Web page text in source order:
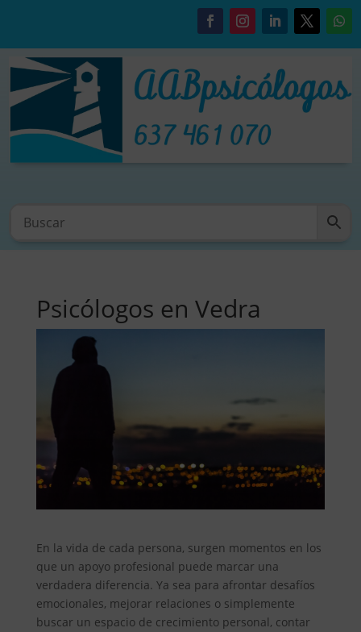
Psicólogos en Vedra
En la vida de cada persona, surgen momentos en los
que un apoyo profesional puede marcar una
verdadera diferencia. Ya sea para afrontar desafíos
emocionales, mejorar relaciones o simplemente
buscar un espacio de crecimiento personal, contar